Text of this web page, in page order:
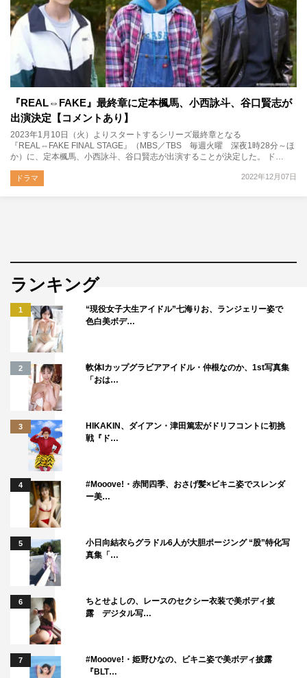
『REAL⇔FAKE』最終章に定本楓馬、小西詠斗、谷口賢志が
出演決定【コメントあり】
2023年1月10日（火）よりスタートするシリーズ最終章となる
『REAL⇔FAKE FINAL STAGE』（MBS／TBS 毎週火曜 深夜1時28分～ほ
か）に、定本楓馬、小西詠斗、谷口賢志が出演することが決定した。 ド…
2022年12月07日
ドラマ
ランキング
1
“現役女子大生アイドル”七海りお、ランジェリー姿で
色白美ボデ…
2
軟体Iカップグラビアアイドル・仲根なのか、1st写真集
「おは…
3
HIKAKIN、ダイアン・津田篤宏がドリフコントに初挑
戦『ド…
4
#Mooove!・赤間四季、おさげ髪×ビキニ姿でスレンダ
ー美…
5
小日向結衣らグラドル6人が大胆ポージング “股”特化写
真集「…
6
ちとせよしの、レースのセクシー衣装で美ボディ披
露 デジタル写…
7
#Mooove!・姫野ひなの、ビキニ姿で美ボディ披露
『BLT…